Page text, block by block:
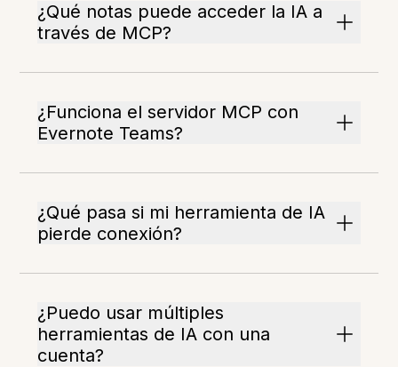
¿Qué notas puede acceder la IA a
través de MCP?
¿Funciona el servidor MCP con
Evernote Teams?
¿Qué pasa si mi herramienta de IA
pierde conexión?
¿Puedo usar múltiples
herramientas de IA con una
cuenta?